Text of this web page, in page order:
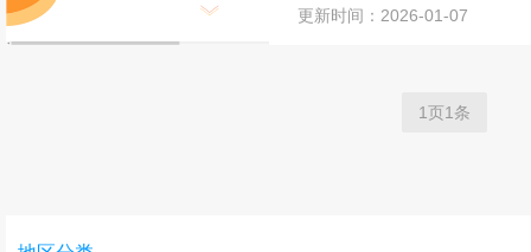
更新时间：2026-01-07
1页1条